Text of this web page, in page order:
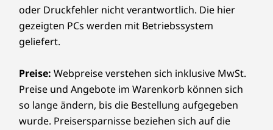
oder Druckfehler nicht verantwortlich. Die hier
gezeigten PCs werden mit Betriebssystem
geliefert.
Preise: Webpreise verstehen sich inklusive MwSt.
Preise und Angebote im Warenkorb können sich
so lange ändern, bis die Bestellung aufgegeben
wurde. Preisersparnisse beziehen sich auf die